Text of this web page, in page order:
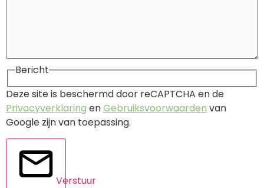
Bericht
Deze site is beschermd door reCAPTCHA en de
Privacyverklaring enGebruiksvoorwaarden van
Google zijn van toepassing.
Verstuur